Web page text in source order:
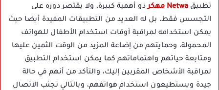
تطبيق Netwa مهكر
ذو أهمية كبيرة، ولا يقتصر دوره على
التجسس فقط، بل له العديد من التطبيقات المفيدة أيضا حيث
يمكن استخدامه لمراقبة أوقات استخدام الأطفال للهواتف
المحمولة، وحمايتهم من إضاعة المزيد من الوقت الثمين عليها
ومتابعة حياتهم واهتماماتهم كما يمكن استخدام التطبيق
لمراقبة الأشخاص المقربين إليك، والتأكد من أنهم في حالة
جيدة ويستطيعون استخدام هواتفهم، وبالتالي تجنب الاتصال